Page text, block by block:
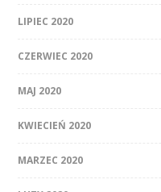
LIPIEC 2020
CZERWIEC 2020
MAJ 2020
KWIECIEŃ 2020
MARZEC 2020